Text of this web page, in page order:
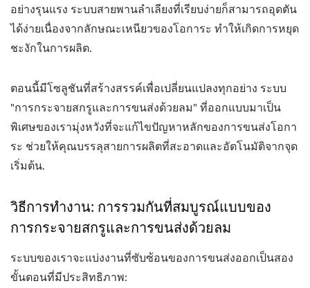
อย่างรุนแรง ระบบสายพานลำเลียงที่เรียบง่ายก็สามารถอุดตัน
ได้ง่ายเนื่องจากลักษณะเหนียวของโอการะ ทำให้เกิดการหยุด
ชะงักในการผลิต.
ตอนนี้มีโซลูชันที่สร้างสรรค์เพื่อเปลี่ยนแปลงทุกอย่าง ระบบ
"การกระจายสกรูและการขนส่งด้วยลม" ที่ออกแบบมาเป็น
พิเศษของเรามุ่งหวังที่จะแก้ไขปัญหาหลักของการขนส่งโอกา
ระ ช่วยให้คุณบรรลุสายการผลิตที่สะอาดและอัตโนมัติจากจุด
เริ่มต้น.
วิธีการทำงาน: การรวมกันที่สมบูรณ์แบบของ
การกระจายสกรูและการขนส่งด้วยลม
ระบบของเราจะแบ่งงานที่ซับซ้อนของการขนส่งออกเป็นสอง
ขั้นตอนที่มีประสิทธิภาพ: